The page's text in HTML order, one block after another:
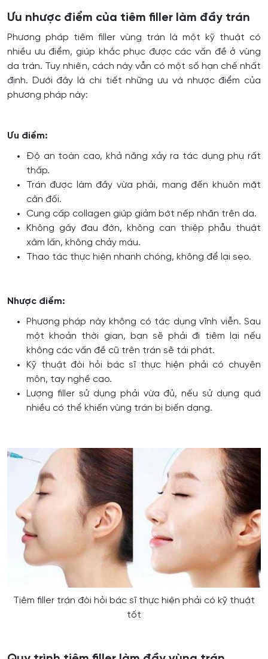
Ưu nhược điểm của tiêm filler làm đầy trán
Phương pháp tiêm filler vùng trán là một kỹ thuật có
nhiều ưu điểm, giúp khắc phục được các vấn đề ở vùng
da trán. Tuy nhiên, cách này vẫn có một số hạn chế nhất
định. Dưới đây là chi tiết những ưu và nhược điểm của
phương pháp này:
Ưu điểm:
Độ an toàn cao, khả năng xảy ra tác dụng phụ rất
thấp.
Trán được làm đầy vừa phải, mang đến khuôn mặt
cân đối.
Cung cấp collagen giúp giảm bớt nếp nhăn trên da.
Không gây đau đớn, không can thiệp phẫu thuật
xâm lấn, không chảy máu.
Thao tác thực hiện nhanh chóng, không để lại sẹo.
Nhược điểm:
Phương pháp này không có tác dụng vĩnh viễn. Sau
một khoản thời gian, bạn sẽ phải đi tiêm lại nếu
không các vấn đề cũ trên trán sẽ tái phát.
Kỹ thuật đòi hỏi bác sĩ thực hiện phải có chuyên
môn, tay nghề cao.
Lượng filler sử dụng phải vừa đủ, nếu sử dụng quá
nhiều có thể khiến vùng trán bị biến dạng.
Tiêm filler trán đòi hỏi bác sĩ thực hiện phải có kỹ thuật
tốt